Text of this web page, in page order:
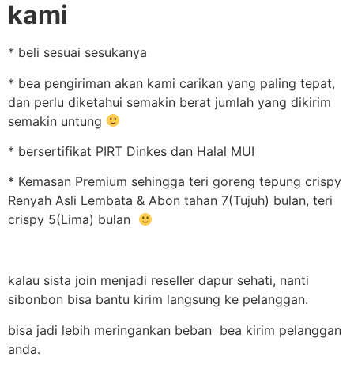
kami
* beli sesuai sesukanya
* bea pengiriman akan kami carikan yang paling tepat,
dan perlu diketahui semakin berat jumlah yang dikirim
semakin untung
* bersertifikat PIRT Dinkes dan Halal MUI
* Kemasan Premium sehingga teri goreng tepung crispy
Renyah Asli Lembata & Abon tahan 7(Tujuh) bulan, teri
crispy 5(Lima) bulan
kalau sista join menjadi reseller dapur sehati, nanti
sibonbon bisa bantu kirim langsung ke pelanggan.
bisa jadi lebih meringankan beban bea kirim pelanggan
anda.